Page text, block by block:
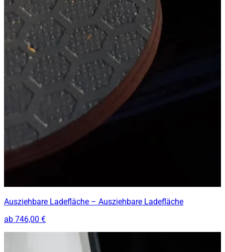
Ausziehbare Ladefläche – Ausziehbare Ladefläche
ab 746,00 €